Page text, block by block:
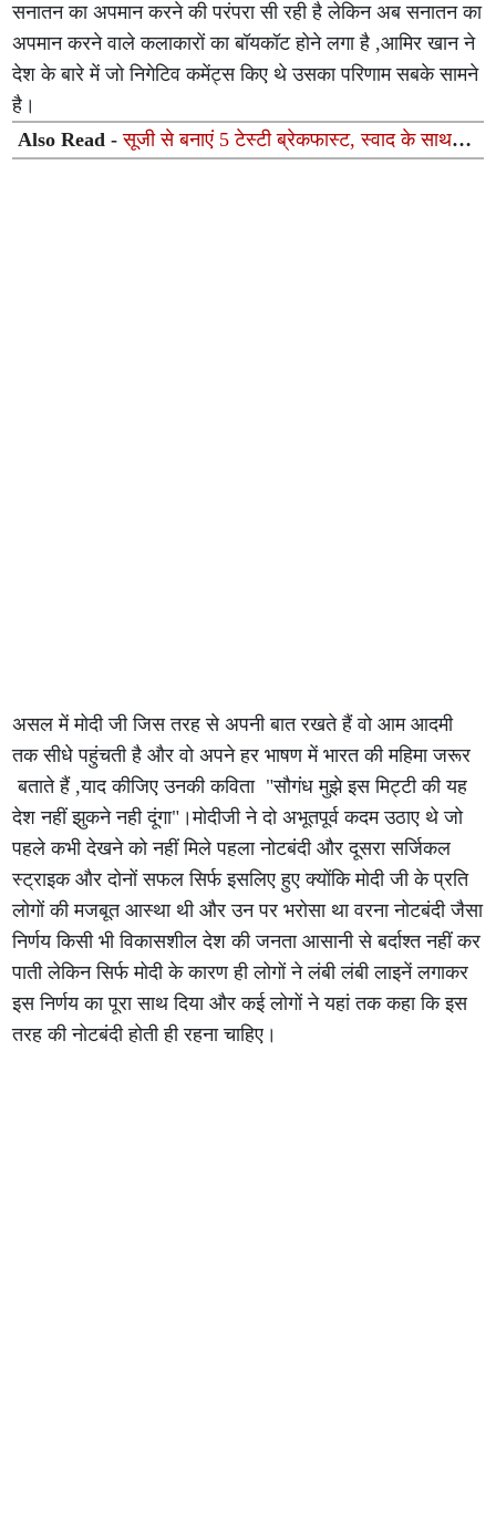
सनातन का अपमान करने की परंपरा सी रही है लेकिन अब सनातन का
अपमान करने वाले कलाकारों का बॉयकॉट होने लगा है ,आमिर खान ने
देश के बारे में जो निगेटिव कमेंट्स किए थे उसका परिणाम सबके सामने
है।
Also Read -सूजी से बनाएं 5 टेस्टी ब्रेकफास्ट, स्वाद के साथ
मिलेगा दिनभर के लिए भरपूर पोषण
असल में मोदी जी जिस तरह से अपनी बात रखते हैं वो आम आदमी
तक सीधे पहुंचती है और वो अपने हर भाषण में भारत की महिमा जरूर
बताते हैं ,याद कीजिए उनकी कविता "सौगंध मुझे इस मिट्टी की यह
देश नहीं झुकने नही दूंगा"।मोदीजी ने दो अभूतपूर्व कदम उठाए थे जो
पहले कभी देखने को नहीं मिले पहला नोटबंदी और दूसरा सर्जिकल
स्ट्राइक और दोनों सफल सिर्फ इसलिए हुए क्योंकि मोदी जी के प्रति
लोगों की मजबूत आस्था थी और उन पर भरोसा था वरना नोटबंदी जैसा
निर्णय किसी भी विकासशील देश की जनता आसानी से बर्दाश्त नहीं कर
पाती लेकिन सिर्फ मोदी के कारण ही लोगों ने लंबी लंबी लाइनें लगाकर
इस निर्णय का पूरा साथ दिया और कई लोगों ने यहां तक कहा कि इस
तरह की नोटबंदी होती ही रहना चाहिए।